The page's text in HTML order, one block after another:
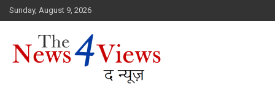
Skip
to
Sunday, August 9, 2026